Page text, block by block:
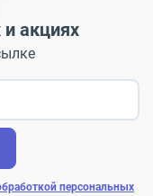
и акциях
персональных